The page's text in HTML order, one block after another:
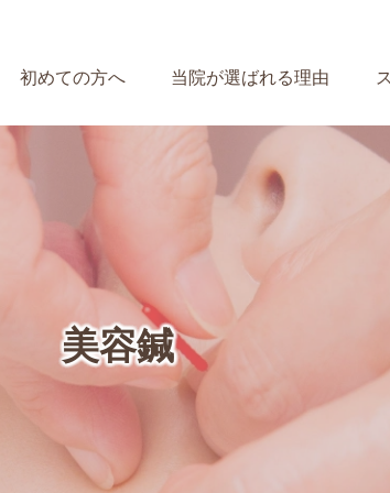
初めての方へ 当院が選ばれる理由
美容鍼